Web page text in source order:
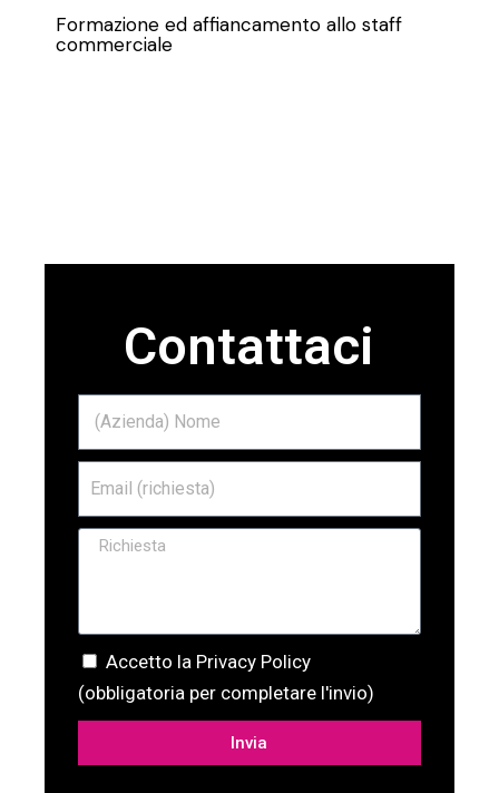
Formazione ed affiancamento allo staff
commerciale
Contattaci
Accetto la Privacy Policy
(obbligatoria per completare l'invio)
Invia